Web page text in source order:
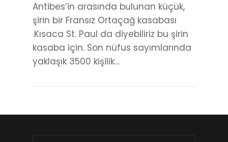
Antibes’in arasında bulunan küçük,
şirin bir Fransız Ortaçağ kasabası
.Kısaca St. Paul da diyebiliriz bu şirin
kasaba için. Son nüfus sayımlarında
yaklaşık 3500 kişilik…